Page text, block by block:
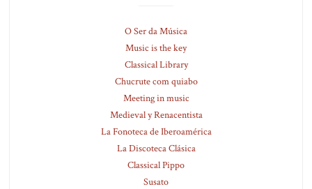
O Ser da Música
Music is the key
Classical Library
Chucrute com quiabo
Meeting in music
Medieval y Renacentista
La Fonoteca de Iberoamérica
La Discoteca Clásica
Classical Pippo
Susato